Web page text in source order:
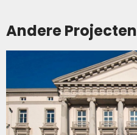
Andere Projecten